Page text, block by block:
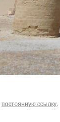
постоянную ссылку.